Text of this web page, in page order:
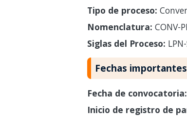
Tipo de proceso:
Nomenclatura: CONV-
Siglas del Proceso:
Fechas importantes
Fecha de convocatoria:
Inicio de registro de